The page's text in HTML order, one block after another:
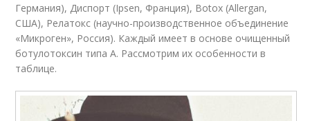
Германия), Диспорт (Ipsen, Франция), Botox (Allergan,
США), Релатокс (научно-производственное объединение
«Микроген», Россия). Каждый имеет в основе очищенный
ботулотоксин типа А. Рассмотрим их особенности в
таблице.